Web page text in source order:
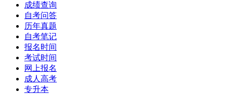
成绩查询
自考问答
历年真题
自考笔记
报名时间
考试时间
网上报名
成人高考
专升本